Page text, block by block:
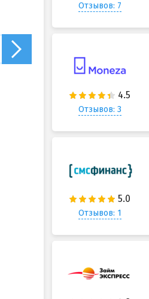
Отзывов: 7
Отзывов: 3
Отзывов: 1